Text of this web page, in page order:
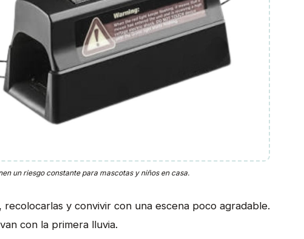
un riesgo constante para mascotas y niños en casa.
recolocarlas y convivir con una escena poco agradable.
con la primera lluvia.